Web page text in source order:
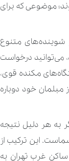
موضوعی که برای
شوینده‌های متنوع
می‌توانید درخواست
مکنده قوی،
خود دوباره
به هر دلیل نتیجه
این ترکیب از
ساکن غرب تهران به